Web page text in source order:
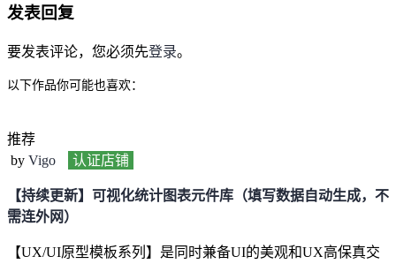
发表回复
要发表评论，您必须先登录。
以下作品你可能也喜欢：
推荐
by Vigo 认证店铺
【持续更新】可视化统计图表元件库（填写数据自动生成，不
需连外网）
【UX/UI原型模板系列】是同时兼备UI的美观和UX高保真交